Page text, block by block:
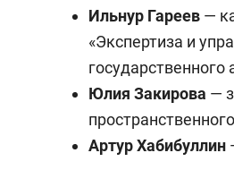
Ильнур Гареев —
«Экспертиза и
государственного
Юлия Закирова —
Артур Хабибуллин